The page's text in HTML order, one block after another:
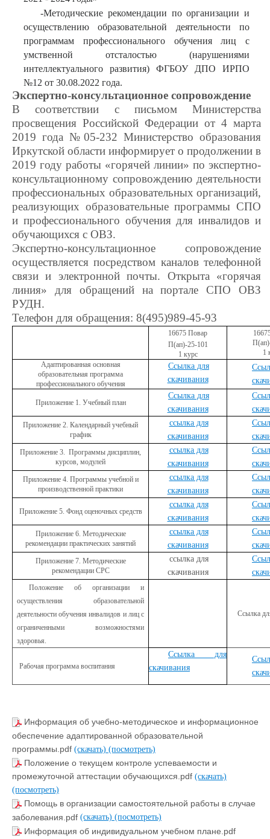
-Методические рекомендации по организации и
осуществлению образовательной деятельности по
программам профессионального обучения лиц с
умственной отсталостью (нарушениями
интеллектуального развития) ФГБОУ ДПО ИРПО
№12 от 30.08.2022 года.
Экспертно-консультационное сопровождение
В соответствии с письмом Министерства
просвещения Российской Федерации от 4 марта
2019 года №05-232 Министерство образования
Иркутской области информирует о продолжении в
2019 году работы «горячей линии» по экспертно-
консультационному сопровождению деятельности
профессиональных образовательных организаций,
реализующих образовательные программы СПО
и профессионального обучения для инвалидов и
обучающихся с ОВЗ.
Экспертно-консультационное сопровождение
осуществляется посредством каналов телефонной
связи и электронной почты. Открыта «горячая
линия» для обращений на портале СПО ОВЗ
РУДН.
Телефон для обращения: 8(495)989-45-93
16675 Повар
П(ап)-25-101
1 курс
1
Адаптированная основная
образовательная программа
профессионального обучения
Ссылка для
скачивания
Приложение 1. Учебный план
Ссылка для
скачивания
Приложение 2. Календарный учебный
график
ссылка для
скачивания
Приложение 3. Программы дисциплин,
курсов, модулей
ссылка для
скачивания
Приложение 4. Программы учебной и
производственной практики
ссылка для
скачивания
Приложение 5. Фонд оценочных средств
ссылка для
скачивания
Приложение 6. Методические
рекомендации практических занятий
ссылка для
скачивания
Приложение 7. Методические
рекомендации СРС
ссылка для
скачивания
Положение об организации и
осуществления образовательной
деятельности обучения инвалидов и лиц с
ограниченными возможностями
здоровья.
Ссылка
Рабочая программа воспитания
Ссылка для
скачивания
Информация об учебно-методическое и информационное
обеспечение адаптированной образовательной
программы.pdf (скачать) (посмотреть)
Положение о текущем контроле успеваемости и
промежуточной аттестации обучающихся.pdf (скачать)
(посмотреть)
Помощь в организации самостоятельной работы в случае
заболевания.pdf (скачать) (посмотреть)
Информация об индивидуальном учебном плане.pdf